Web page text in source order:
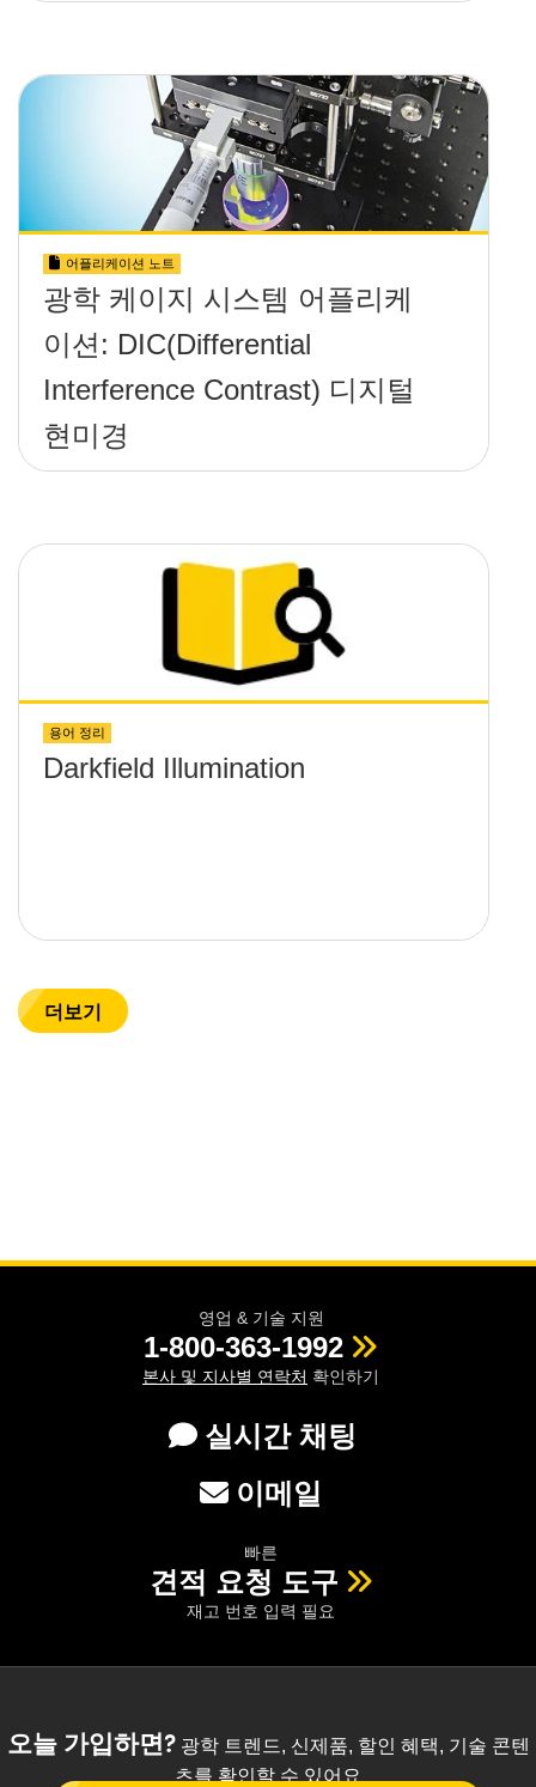
어플리케이션 노트
광학 케이지 시스템 어플리케
이션: DIC(Differential
Interference Contrast) 디지털
현미경
용어 정리
Darkfield Illumination
더보기
영업 & 기술 지원
1-800-363-1992
본사 및 지사별 연락처 확인하기
실시간 채팅
이메일
빠른
견적 요청 도구
재고 번호 입력 필요
오늘 가입하면?광학 트렌드, 신제품, 할인 혜택, 기술 콘텐
츠를 확인할 수 있어요